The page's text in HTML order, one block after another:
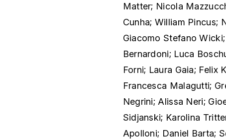
Matter; Nicola
Cunha; William Pincus;
Giacomo Stefano
Bernardoni; Luca
Forni; Laura Gaia; Felix
Francesca Malagutti;
Negrini; Alissa Neri;
Sidjanski; Karolina
Apolloni; Daniel Barta;